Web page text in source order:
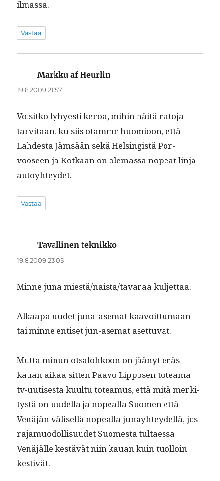
ilmassa.
Vastaa
Markku af Heurlin
19.8.2009 21:57
Voisitko lyhyesti keroa, mihin näitä rato­ja
tarvi­taan. ku siis otammr huomioon, että
Lahdes­ta Jäm­sään sekä Helsingistä Por­
vooseen ja Kotkaan on ole­mas­sa nopeat linja-
autoyhteydet.
Vastaa
Tavallinen teknikko
19.8.2009 23:05
Minne juna miestä/naista/tavaraa kuljettaa.
Alka­a­pa uudet juna-ase­mat kaavoit­tumaan —
tai minne entiset jun-ase­mat asettuvat.
Mut­ta min­un otsa­lohkoon on jäänyt eräs
kauan aikaa sit­ten Paa­vo Lip­posen totea­ma
tv-uutis­es­ta kuul­tu totea­mus, että mitä merk­i­
tys­tä on uudel­la ja nopeal­la Suomen että
Venäjän välisel­lä nopeal­la junay­htey­del­lä, jos
raja­muodol­lisu­udet Suomes­ta tul­taes­sa
Venäjälle kestävät niin kauan kuin tuol­loin
kestivät.